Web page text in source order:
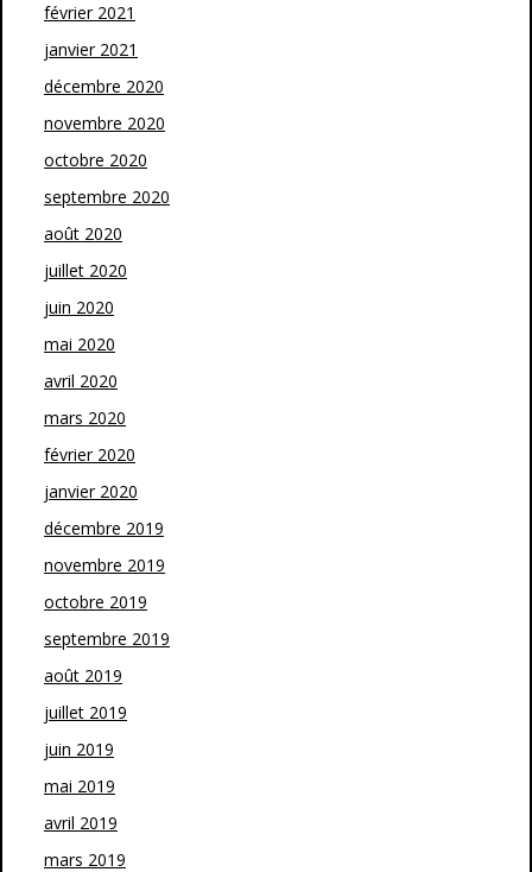
février 2021
janvier 2021
décembre 2020
novembre 2020
octobre 2020
septembre 2020
août 2020
juillet 2020
juin 2020
mai 2020
avril 2020
mars 2020
février 2020
janvier 2020
décembre 2019
novembre 2019
octobre 2019
septembre 2019
août 2019
juillet 2019
juin 2019
mai 2019
avril 2019
mars 2019